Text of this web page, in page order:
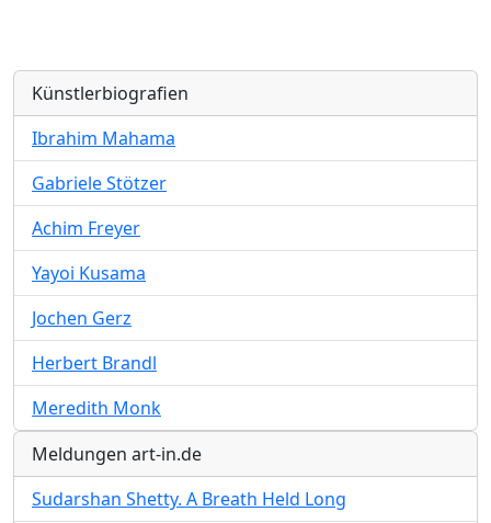
Künstlerbiografien
Ibrahim Mahama
Gabriele Stötzer
Achim Freyer
Yayoi Kusama
Jochen Gerz
Herbert Brandl
Meredith Monk
Meldungen art-in.de
Sudarshan Shetty. A Breath Held Long